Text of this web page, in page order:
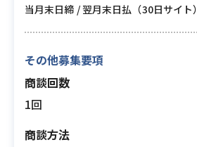
当月末日締 / 翌月末日払（30日サイト）
その他募集要項
商談回数
1回
商談方法